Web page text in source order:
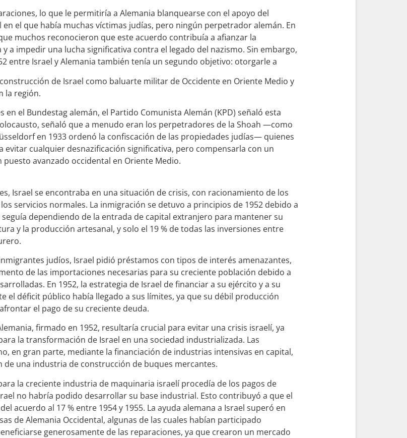
lo que le permitiría a Alemania blanquearse con el apoyo del
el que había muchas víctimas judías, pero ningún perpetrador alemán. En
muchos reconocieron que este acuerdo contribuía a afianzar la
a impedir una lucha significativa contra el legado del nazismo. Sin embargo,
entre Israel y Alemania también tenía un segundo objetivo: otorgarle a
de Israel como baluarte militar de Occidente en Oriente Medio y
la región.
el Bundestag alemán, el Partido Comunista Alemán (KPD) señaló esta
señaló que a menudo eran los perpetradores de la Shoah —como
en 1933 ordenó la confiscación de las propiedades judías— quienes
evitar cualquier desnazificación significativa, pero compensarla con un
avanzado occidental en Oriente Medio.
Israel se encontraba en una situación de crisis, con racionamiento de los
servicios normales. La inmigración se detuvo a principios de 1952 debido a
dependiendo de la entrada de capital extranjero para mantener su
y la producción artesanal, y solo el 19 % de todas las inversiones entre
judíos, Israel pidió préstamos con tipos de interés amenazantes,
de las importaciones necesarias para su creciente población debido a
En 1952, la estrategia de Israel de financiar a su ejército y a su
el déficit público había llegado a sus límites, ya que su débil producción
el pago de su creciente deuda.
firmado en 1952, resultaría crucial para evitar una crisis israelí, ya
la transformación de Israel en una sociedad industrializada. Las
en gran parte, mediante la financiación de industrias intensivas en capital,
una industria de construcción de buques mercantes.
la creciente industria de maquinaria israelí procedía de los pagos de
no habría podido desarrollar su base industrial. Esto contribuyó a que el
acuerdo al 17 % entre 1954 y 1955. La ayuda alemana a Israel superó en
de Alemania Occidental, algunas de las cuales habían participado
generosamente de las reparaciones, ya que crearon un mercado